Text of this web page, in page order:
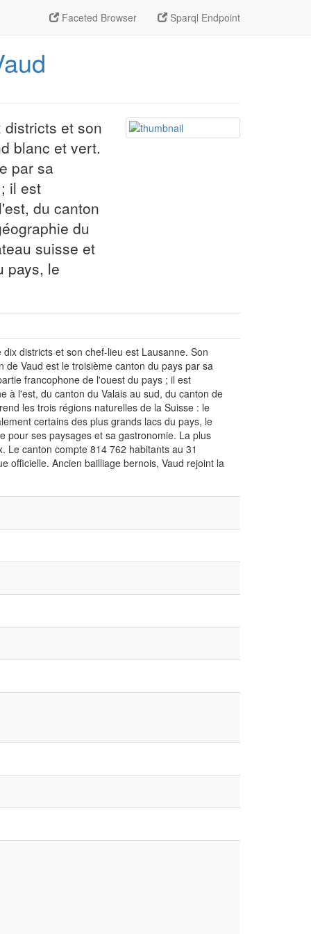
Faceted Browser Sparql Endpoint
et son
blanc et vert.
par sa
il est
du canton
du
suisse et
pays, le
districts et son chef-lieu est Lausanne. Son
Vaud est le troisième canton du pays par sa
francophone de l'ouest du pays ; il est
à l'est, du canton du Valais au sud, du canton de
les trois régions naturelles de la Suisse : le
certains des plus grands lacs du pays, le
pour ses paysages et sa gastronomie. La plus
Le canton compte 814 762 habitants au 31
officielle. Ancien bailliage bernois, Vaud rejoint la